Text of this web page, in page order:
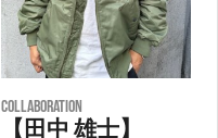
COLLABORATION
【田中 雄士】